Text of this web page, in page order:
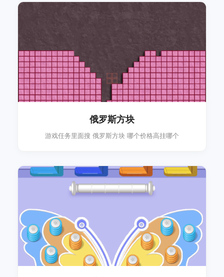
俄罗斯方块
游戏任务里面搜 俄罗斯方块 哪个价格高挂哪个